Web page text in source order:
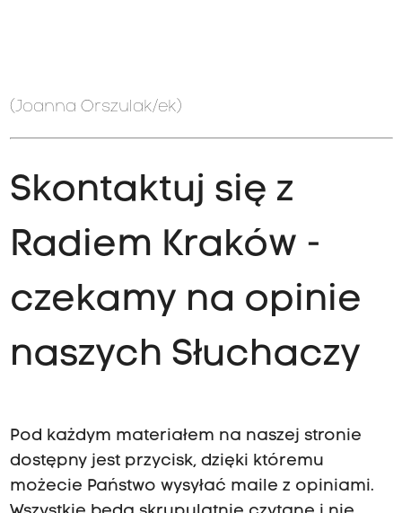
(Joanna Orszulak/ek)
Skontaktuj się z
Radiem Kraków -
czekamy na opinie
naszych Słuchaczy
Pod każdym materiałem na naszej stronie
dostępny jest przycisk, dzięki któremu
możecie Państwo wysyłać maile z opiniami.